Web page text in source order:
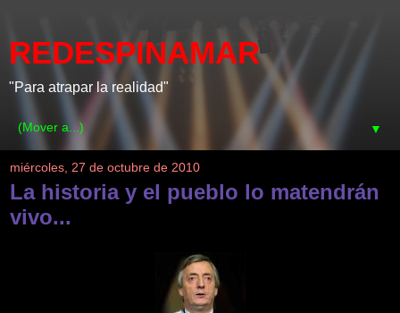
REDESPINAMAR
"Para atrapar la realidad"
▼
miércoles, 27 de octubre de 2010
La historia y el pueblo lo matendrán
vivo...